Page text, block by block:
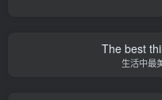
The best
生活中最